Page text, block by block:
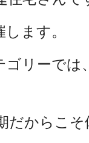
ます。
ゴリーで
だからこ